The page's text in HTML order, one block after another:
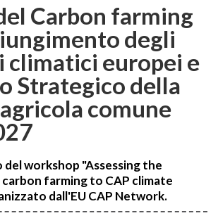
Carbon farming
degli
europei e
Strategico della
comune
del workshop "Assessing the
farming to CAP climate
dall'EU CAP Network.